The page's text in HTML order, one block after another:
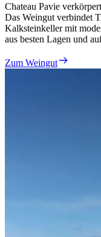
Chateau Pavie
Das Weingut verbindet
Kalksteinkeller mit
aus besten Lagen und
Zum Weingut